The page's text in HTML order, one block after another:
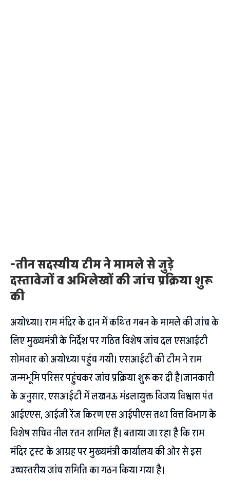
-तीन सदस्यीय टीम ने मामले से जुड़े
दस्तावेजों व अभिलेखों की जांच प्रक्रिया शुरू
की
अयोध्या। राम मंदिर के दान में कथित गबन के मामले की जांच के
लिए मुख्यमंत्री के निर्देश पर गठित विशेष जांच दल एसआईटी
सोमवार को अयोध्या पहुंच गयी। एसआईटी की टीम ने राम
जन्मभूमि परिसर पहुंचकर जांच प्रक्रिया शुरू कर दी है।जानकारी
के अनुसार, एसआईटी में लखनऊ मंडलायुक्त विजय विश्वास पंत
आईएएस, आईजी रेंज किरण एस आईपीएस तथा वित्त विभाग के
विशेष सचिव नील रतन शामिल हैं। बताया जा रहा है कि राम
मंदिर ट्रस्ट के आग्रह पर मुख्यमंत्री कार्यालय की ओर से इस
उच्चस्तरीय जांच समिति का गठन किया गया है।